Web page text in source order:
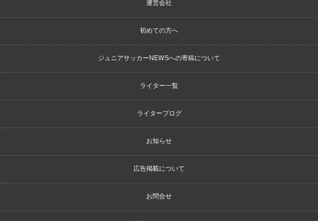
運営会社
初めての方へ
ジュニアサッカーNEWSへの寄稿について
ライター一覧
ライターブログ
お知らせ
広告掲載について
お問合せ